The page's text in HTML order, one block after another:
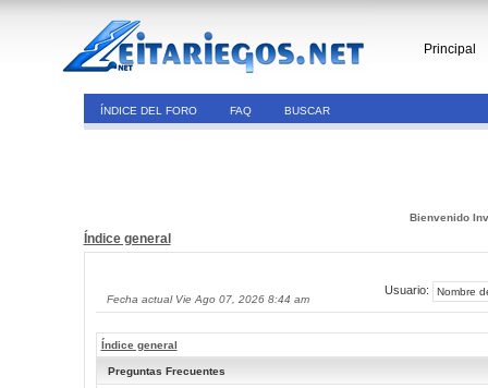
Principal
ÍNDICE DEL FORO FAQ BUSCAR
Bienvenido
Índice general
Fecha actual Vie Ago 07, 2026 8:44 am
Usuario:
Índice general
Preguntas Frecuentes